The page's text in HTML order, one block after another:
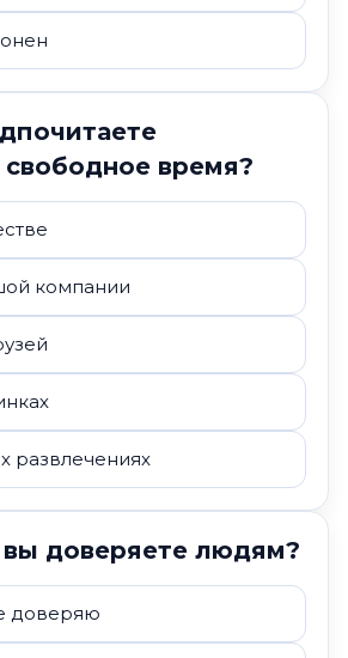
время?
компании
развлечениях
вы доверяете людям?
доверяю